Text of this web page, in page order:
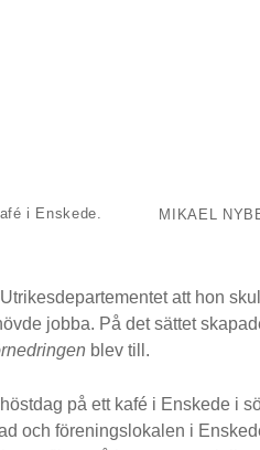
i Enskede. MIKAEL
att hon
jobba. På det sättet
blev till.
på ett kafé i Enskede i
och föreningslokalen i